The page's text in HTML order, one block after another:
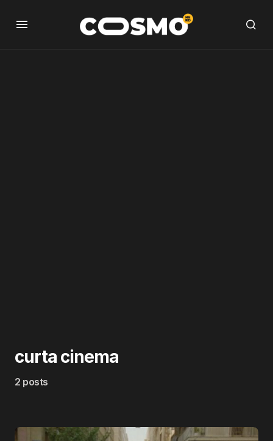
curta cinema
2 posts